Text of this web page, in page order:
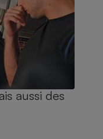
aussi des